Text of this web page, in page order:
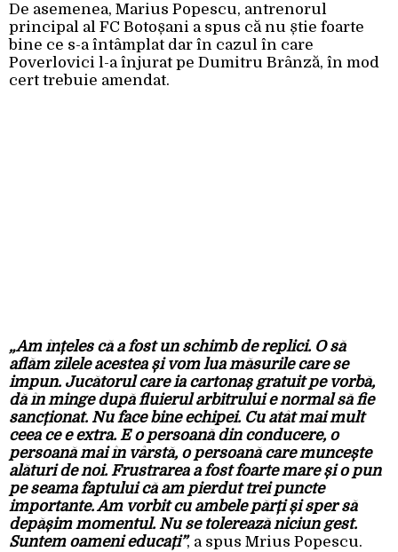
De asemenea, Marius Popescu, antrenorul
principal al FC Botoșani a spus că nu știe foarte
bine ce s-a întâmplat dar în cazul în care
Poverlovici l-a înjurat pe Dumitru Brânză, în mod
cert trebuie amendat.
„Am înțeles că a fost un schimb de replici. O să
aflăm zilele acestea și vom lua măsurile care se
impun. Jucătorul care ia cartonaș gratuit pe vorbă,
dă în minge după fluierul arbitrului e normal să fie
sancționat. Nu face bine echipei. Cu atât mai mult
ceea ce e extra. E o persoană din conducere, o
persoană mai în vârstă, o persoană care muncește
alături de noi. Frustrarea a fost foarte mare și o pun
pe seama faptului că am pierdut trei puncte
importante. Am vorbit cu ambele părți și sper să
depășim momentul. Nu se tolerează niciun gest.
Suntem oameni educați”, a spus Mrius Popescu.